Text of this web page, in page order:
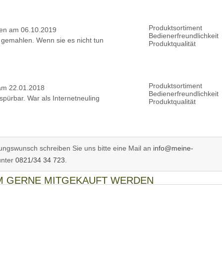
Produktsortiment
Bedienerfreundlichkeit
Produktqualität
am 06.10.2019
Wenn sie es nicht tun
Produktsortiment
Bedienerfreundlichkeit
Produktqualität
22.01.2018
War als Internetneuling
schreiben Sie uns bitte eine Mail an info@meine-
0821/34 34 723.
GERNE MITGEKAUFT WERDEN